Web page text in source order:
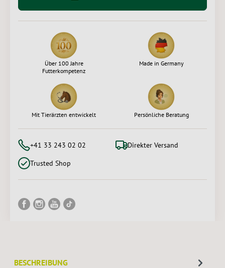
Über 100 Jahre
Futterkompetenz
Made in Germany
Mit Tierärzten entwickelt Persönliche Beratung
+41 33 243 02 02
Direkter Versand
Trusted Shop
BESCHREIBUNG